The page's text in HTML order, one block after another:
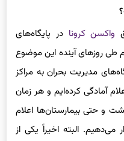
واکسن کرونا در پایگاه‌های
طی روزهای آینده این موضوع
مدیریت بحران به مراکز
آمادگی کرده‌ایم و هر زمان
و حتی بیمارستان‌ها اعلام
می‌دهیم. البته اخیراً یکی از